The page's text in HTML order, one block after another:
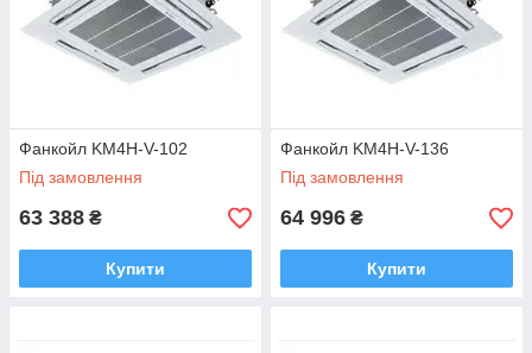
Фанкойл KM4H-V-102
Під замовлення
63 388 ₴
Купити
Фанкойл KM4H-V-136
Під замовлення
64 996 ₴
Купити